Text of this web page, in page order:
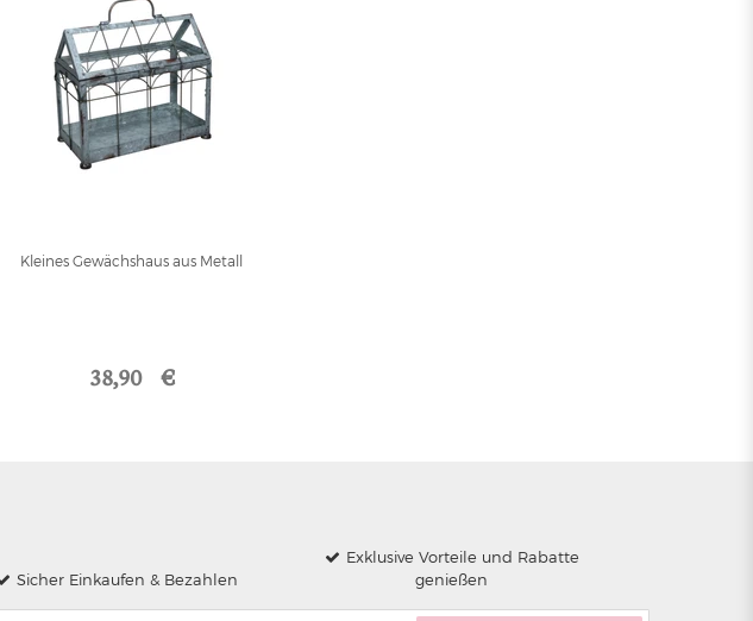
Kleines Gewächshaus aus Metall
38,90 €
Sicher Einkaufen & Bezahlen
Exklusive Vorteile und Rabatte
genießen